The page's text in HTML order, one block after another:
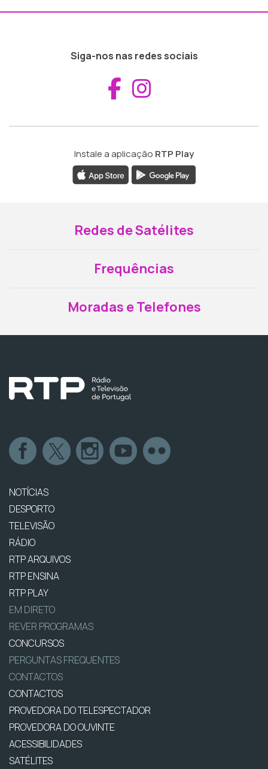
Siga-nos nas redes sociais
Aceder ao
Instale a aplicação RTP Play
Redes de Satélites
Frequências
Moradas e Telefones
NOTÍCIAS
DESPORTO
TELEVISÃO
RÁDIO
RTP ARQUIVOS
RTP ENSINA
RTP PLAY
EM DIRETO
REVER PROGRAMAS
CONCURSOS
PERGUNTAS FREQUENTES
CONTACTOS
CONTACTOS
PROVEDORA DO TELESPECTADOR
PROVEDORA DO OUVINTE
ACESSIBILIDADES
SATÉLITES